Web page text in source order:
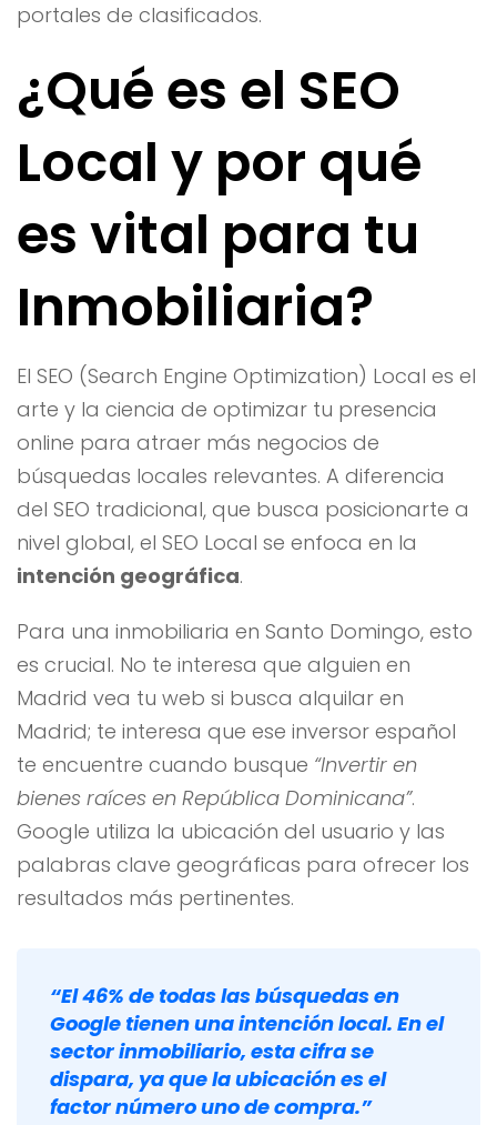
portales de clasificados.
¿Qué es el SEO
Local y por qué
es vital para tu
Inmobiliaria?
El SEO (Search Engine Optimization) Local es el
arte y la ciencia de optimizar tu presencia
online para atraer más negocios de
búsquedas locales relevantes. A diferencia
del SEO tradicional, que busca posicionarte a
nivel global, el SEO Local se enfoca en la
intención geográfica.
Para una inmobiliaria en Santo Domingo, esto
es crucial. No te interesa que alguien en
Madrid vea tu web si busca alquilar en
Madrid; te interesa que ese inversor español
te encuentre cuando busque “Invertir en
bienes raíces en República Dominicana”.
Google utiliza la ubicación del usuario y las
palabras clave geográficas para ofrecer los
resultados más pertinentes.
“El 46% de todas las búsquedas en
Google tienen una intención local. En el
sector inmobiliario, esta cifra se
dispara, ya que la ubicación es el
factor número uno de compra.”